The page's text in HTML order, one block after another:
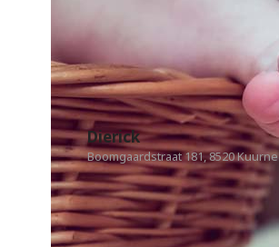
Dierick
Boomgaardstraat 181, 8520 Kuurne